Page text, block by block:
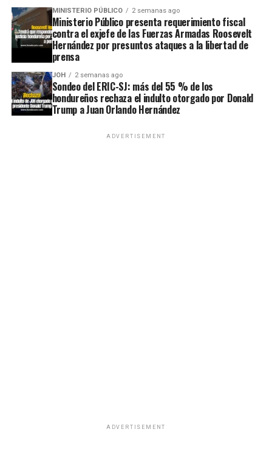
MINISTERIO PÚBLICO 2 semanas ago
Ministerio Público presenta requerimiento fiscal
contra el exjefe de las Fuerzas Armadas Roosevelt
Hernández por presuntos ataques a la libertad de
prensa
JOH 2 semanas ago
Sondeo del ERIC-SJ: más del 55 % de los
hondureños rechaza el indulto otorgado por Donald
Trump a Juan Orlando Hernández
ADVERTISEMENT
ADVERTISEMENT